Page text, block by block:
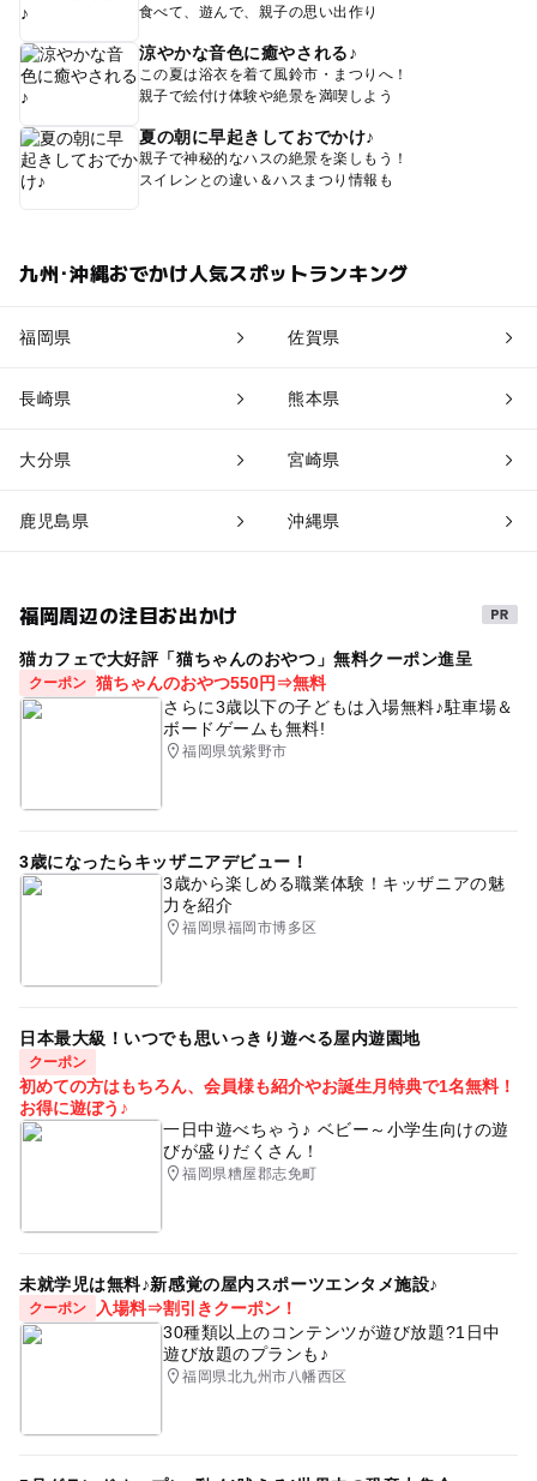
食べて、遊んで、親子の思い出作り
涼やかな音色に癒やされる♪
この夏は浴衣を着て風鈴市・まつりへ！
親子で絵付け体験や絶景を満喫しよう
夏の朝に早起きしておでかけ♪
親子で神秘的なハスの絶景を楽しもう！
スイレンとの違い＆ハスまつり情報も
九州･沖縄おでかけ人気スポットランキング
福岡県 佐賀県
長崎県 熊本県
大分県 宮崎県
鹿児島県 沖縄県
福岡周辺の注目お出かけ
猫カフェで大好評「猫ちゃんのおやつ」無料クーポン進呈
クーポン 猫ちゃんのおやつ550円⇒無料
さらに3歳以下の子どもは入場無料♪駐車場＆
ボードゲームも無料!
福岡県筑紫野市
3歳になったらキッザニアデビュー！
3歳から楽しめる職業体験！キッザニアの魅
力を紹介
福岡県福岡市博多区
日本最大級！いつでも思いっきり遊べる屋内遊園地
クーポン
初めての方はもちろん、会員様も紹介やお誕生月特典で1名無料！
お得に遊ぼう♪
一日中遊べちゃう♪ ベビー～小学生向けの遊
びが盛りだくさん！
福岡県糟屋郡志免町
未就学児は無料♪新感覚の屋内スポーツエンタメ施設♪
クーポン
入場料⇒割引きクーポン！
30種類以上のコンテンツが遊び放題?1日中
遊び放題のプランも♪
福岡県北九州市八幡西区